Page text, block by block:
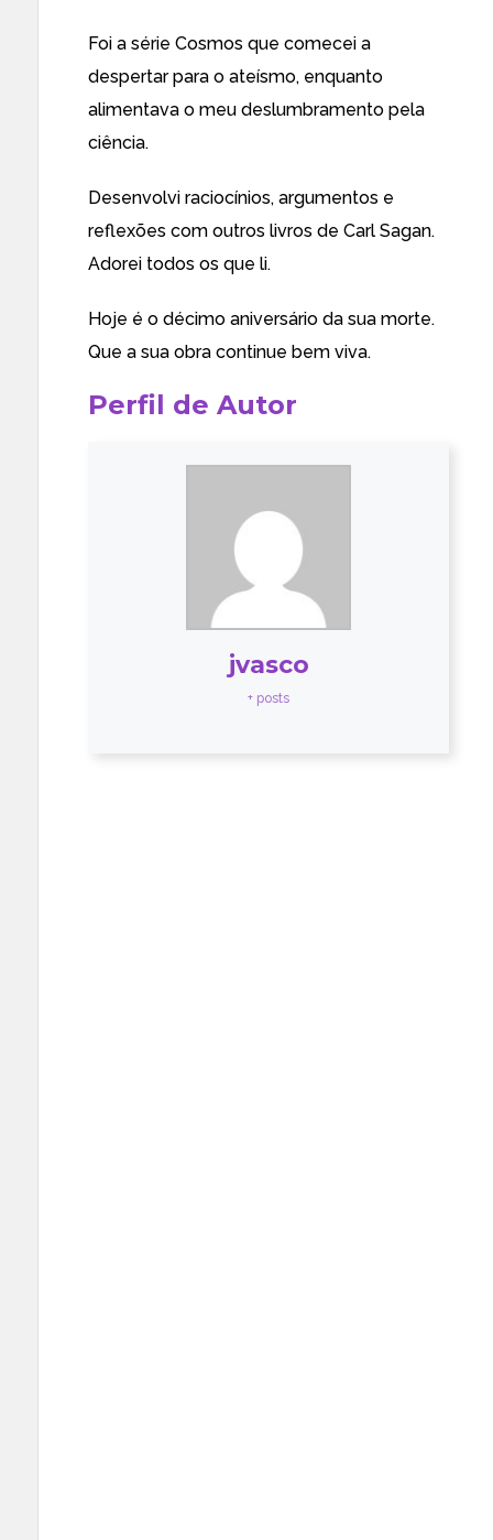
Foi a série Cosmos que comecei a
despertar para o ateísmo, enquanto
alimentava o meu deslumbramento pela
ciência.
Desenvolvi raciocínios, argumentos e
reflexões com outros livros de Carl Sagan.
Adorei todos os que li.
Hoje é o décimo aniversário da sua morte.
Que a sua obra continue bem viva.
Perfil de Autor
jvasco
+ posts